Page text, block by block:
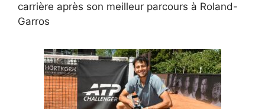
carrière après son meilleur parcours à Roland-
Garros